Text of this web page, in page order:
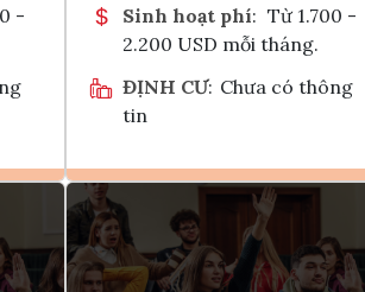
- Sinh hoạt phí: Từ 1.700 -
2.200 USD mỗi tháng.
ĐỊNH CƯ: Chưa có thông
tin
Ghi danh
Tham vấn Interlink